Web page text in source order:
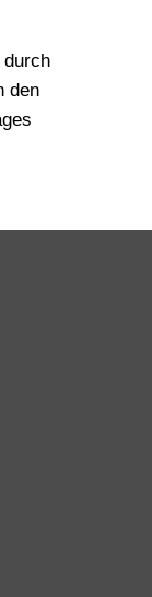
durch
den